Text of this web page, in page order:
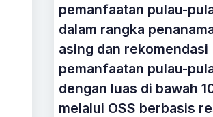
pemanfaatan pulau-
dalam rangka
asing dan rekomendasi
pemanfaatan pulau-
dengan luas di bawah
melalui OSS berbasis